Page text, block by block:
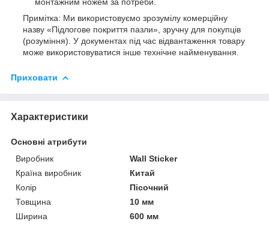
Примітка: Ми використовуємо зрозумілу комерційну
назву «Підлогове покриття пазли», зручну для покупців
(розуміння). У документах під час відвантаження товару
може використовуватися інше технічне найменування.
Приховати
Характеристики
Основні атрибути
Виробник
Wall Sticker
Країна виробник
Китай
Колір
Пісочний
Товщина
10 мм
Ширина
600 мм